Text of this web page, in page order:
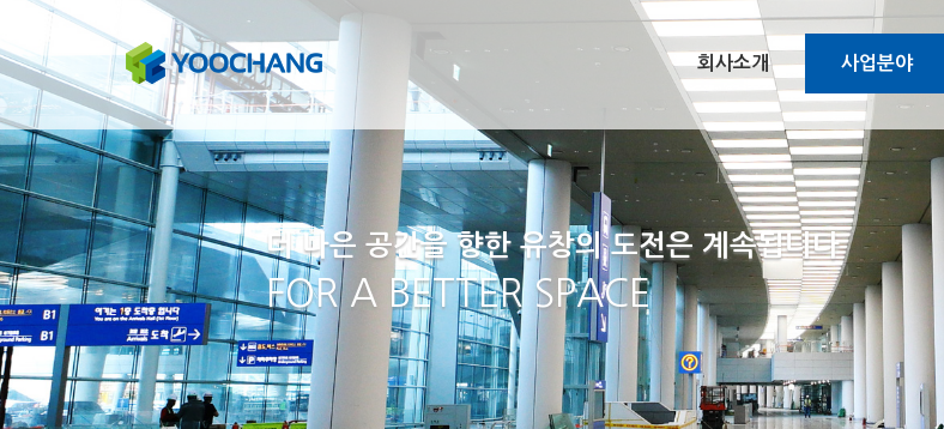
회사소개 사업분야
더 나은 공간을 향한 유창의 도전은 계속됩니다
FOR A BETTER SPACE